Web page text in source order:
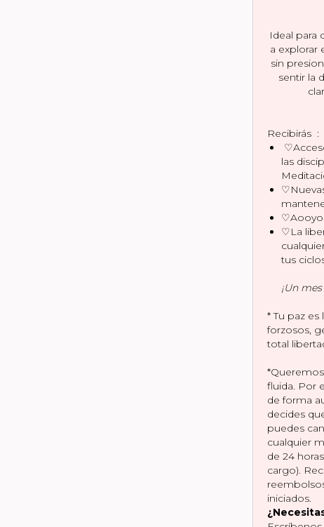
Ideal para
a explorar
sin
sentir la
Recibirás :
las
♡Aooyo
♡La
tus
¡Un
* Tu paz
forzosos,
total
fluida. Por
de forma
decides
puedes
cualquier
de 24
cargo).
iniciados.